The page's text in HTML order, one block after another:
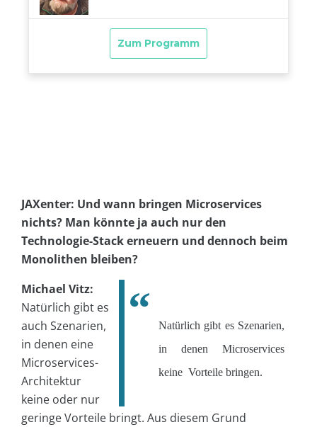
JAXenter: Und wann bringen Microservices
nichts? Man könnte ja auch nur den
Technologie-Stack erneuern und dennoch beim
Monolithen bleiben?
Natürlich gibt es Szenarien,
in denen Microservices
keine Vorteile bringen.
Michael Vitz:
Natürlich gibt es
auch Szenarien,
in denen eine
Microservices-
Architektur
keine oder nur
geringe Vorteile bringt. Aus diesem Grund